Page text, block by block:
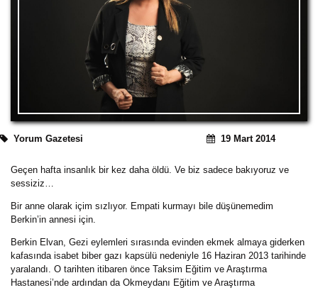
Yorum Gazetesi 19 Mart 2014
Geçen hafta insanlık bir kez daha öldü. Ve biz sadece bakıyoruz ve
sessiziz…
Bir anne olarak içim sızlıyor. Empati kurmayı bile düşünemedim
Berkin’in annesi için.
Berkin Elvan, Gezi eylemleri sırasında evinden ekmek almaya giderken
kafasında isabet biber gazı kapsülü nedeniyle 16 Haziran 2013 tarihinde
yaralandı. O tarihten itibaren önce Taksim Eğitim ve Araştırma
Hastanesi’nde ardından da Okmeydanı Eğitim ve Araştırma